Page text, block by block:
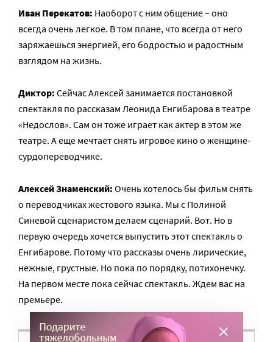
Иван Перекатов: Наоборот с ним общение – оно
всегда очень легкое. В том плане, что всегда от него
заряжаешься энергией, его бодростью и радостным
взглядом на жизнь.
Диктор: Сейчас Алексей занимается постановкой
спектакля по рассказам Леонида Енгибарова в театре
«Недослов». Сам он тоже играет как актер в этом же
театре. А еще мечтает снять игровое кино о женщине-
сурдопереводчике.
Алексей Знаменский: Очень хотелось бы фильм снять
о переводчиках жестового языка. Мы с Полиной
Синевой сценаристом делаем сценарий. Вот. Но в
первую очередь хочется выпустить этот спектакль о
Енгибарове. Потому что рассказы очень лирические,
нежные, грустные. Но пока по порядку, потихонечку.
На первом месте пока сейчас спектакль. Ждем вас на
премьере.